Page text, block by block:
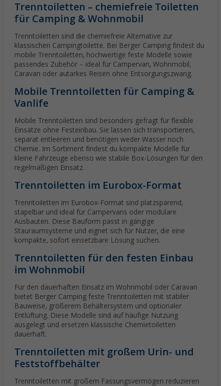
Trenntoiletten – chemiefreie Toiletten
für Camping & Wohnmobil
Trenntoiletten sind die chemiefreie Alternative zur
klassischen Campingtoilette. Bei Berger Camping findest du
mobile Trenntoiletten, hochwertige feste Modelle sowie
passendes Zubehör – ideal für Campervan, Wohnmobil,
Caravan oder autarkes Reisen ohne Entsorgungszwang.
Mobile Trenntoiletten für Camping &
Vanlife
Mobile Trenntoiletten sind besonders gefragt für flexible
Einsätze ohne Festeinbau. Sie lassen sich transportieren,
separat entleeren und benötigen weder Wasser noch
Chemie. Im Sortiment findest du kompakte Modelle für
kleine Fahrzeuge ebenso wie stabile Box-Lösungen für den
regelmäßigen Einsatz.
Trenntoiletten im Eurobox-Format
Trenntoiletten im Eurobox-Format sind platzsparend,
stapelbar und ideal für Campervans oder modulare
Ausbauten. Diese Bauform passt in gängige
Stauraumsysteme und eignet sich für Nutzer, die eine
kompakte, sofort einsetzbare Lösung suchen.
Trenntoiletten für den festen Einbau
im Wohnmobil
Für den dauerhaften Einsatz im Wohnmobil oder Caravan
bietet Berger Camping feste Trenntoiletten mit stabiler
Bauweise, größerem Behältersystem und optionaler
Entlüftung. Diese Modelle sind auf häufige Nutzung
ausgelegt und ersetzen klassische Chemietoiletten
dauerhaft.
Trenntoiletten mit großem Urin- und
Feststoffbehälter
Trenntoiletten mit großem Fassungsvermögen reduzieren